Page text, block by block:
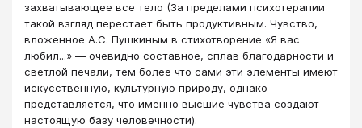
захватывающее все тело (За пределами психотерапии
такой взгляд перестает быть продуктивным. Чувство,
вложенное А.С. Пушкиным в стихотворение «Я вас
любил...» — очевидно составное, сплав благодарности и
светлой печали, тем более что сами эти элементы имеют
искусственную, культурную природу, однако
представляется, что именно высшие чувства создают
настоящую базу человечности).